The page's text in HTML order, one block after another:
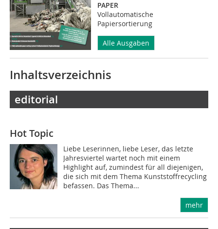
PAPER
Vollautomatische
Papiersortierung
Alle Ausgaben
Inhaltsverzeichnis
editorial
Hot Topic
Liebe Leserinnen, liebe Leser, das letzte
Jahresviertel wartet noch mit einem
Highlight auf, zumindest für all diejenigen,
die sich mit dem Thema Kunststoffrecycling
befassen. Das Thema...
mehr